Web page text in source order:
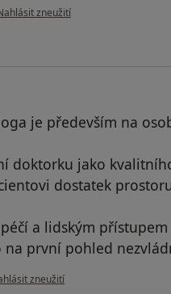
názoru uživatele Pacient
zneužití
je především na
doktorku jako
dostatek
a lidským
na první pohled
názoru uživatele Pacient
zneužití